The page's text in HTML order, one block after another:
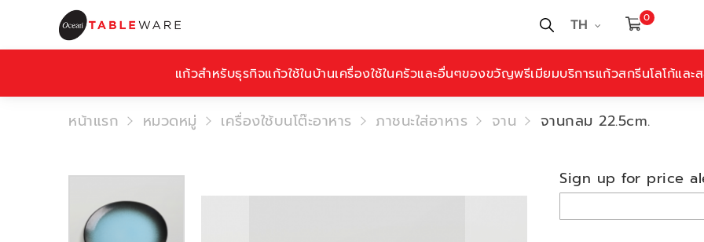
TH 0
แก้วสำหรับธุรกิจแก้วใช้ในบ้านเครื่องใช้ในครัวและอื่นๆของขวัญพรีเมียมบริการแก้วสกรีนโลโก้และ
หน้าแรก หมวดหมู่ เครื่องใช้บนโต๊ะอาหาร ภาชนะใส่อาหาร จาน จานกลม 22.5cm.
Sign up for price